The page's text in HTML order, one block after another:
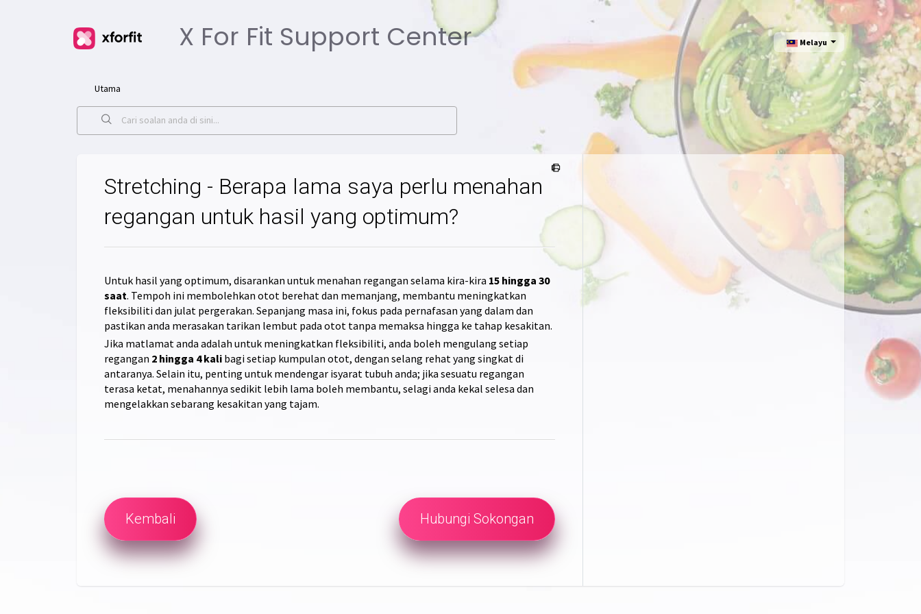
X For Fit Support Center Melayu
Utama
Stretching - Berapa lama saya perlu menahan
regangan untuk hasil yang optimum?
Untuk hasil yang optimum, disarankan untuk menahan regangan selama kira-kira 15 hingga 30
saat. Tempoh ini membolehkan otot berehat dan memanjang, membantu meningkatkan
fleksibiliti dan julat pergerakan. Sepanjang masa ini, fokus pada pernafasan yang dalam dan
pastikan anda merasakan tarikan lembut pada otot tanpa memaksa hingga ke tahap kesakitan.
Jika matlamat anda adalah untuk meningkatkan fleksibiliti, anda boleh mengulang setiap
regangan 2 hingga 4 kali bagi setiap kumpulan otot, dengan selang rehat yang singkat di
antaranya. Selain itu, penting untuk mendengar isyarat tubuh anda; jika sesuatu regangan
terasa ketat, menahannya sedikit lebih lama boleh membantu, selagi anda kekal selesa dan
mengelakkan sebarang kesakitan yang tajam.
Kembali Hubungi Sokongan